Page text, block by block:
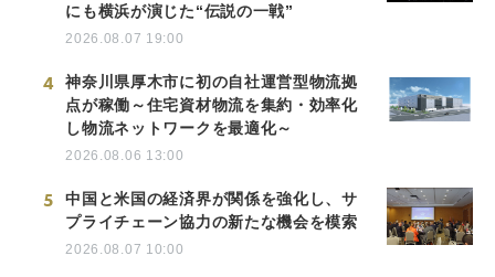
にも横浜が演じた“伝説の一戦”
2026.08.07 19:00
4
神奈川県厚木市に初の自社運営型物流拠
点が稼働～住宅資材物流を集約・効率化
し物流ネットワークを最適化～
2026.08.06 13:00
5
中国と米国の経済界が関係を強化し、サ
プライチェーン協力の新たな機会を模索
2026.08.07 10:00